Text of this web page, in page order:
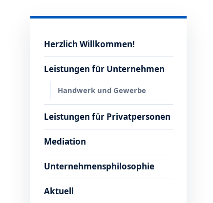
Herzlich Willkommen!
Leistungen für Unternehmen
Handwerk und Gewerbe
Leistungen für Privatpersonen
Mediation
Unternehmensphilosophie
Aktuell